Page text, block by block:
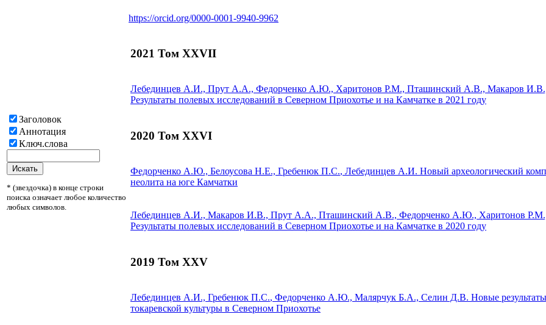
Заголовок
Аннотация
Ключ.слова
* (звездочка) в конце строки
поиска означает любое количество
любых символов.
https://orcid.org/0000-0001-9940-9962
2021 Том XXVII
Лебединцев А.И., Прут А.А., Федорченко А.Ю., Харитонов Р.М., Пташинский А.В., Макаров
Результаты полевых исследований в Северном Приохотье и на Камчатке в 2021 году
2020 Том XXVI
Федорченко А.Ю., Белоусова Н.Е., Гребенюк П.С., Лебединцев А.И. Новый археологический
неолита на юге Камчатки
Лебединцев А.И., Макаров И.В., Прут А.А., Пташинский А.В., Федорченко А.Ю., Харитонов
Результаты полевых исследований в Северном Приохотье и на Камчатке в 2020 году
2019 Том XXV
Лебединцев А.И., Гребенюк П.С., Федорченко А.Ю., Малярчук Б.А., Селин Д.В. Новые
токаревской культуры в Северном Приохотье